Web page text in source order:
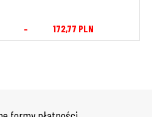
– 172,77 PLN